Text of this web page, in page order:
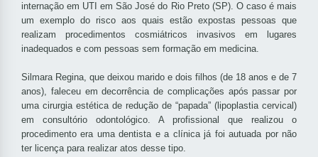
internação em UTI em São José do Rio Preto (SP). O caso é mais
um exemplo do risco aos quais estão expostas pessoas que
realizam procedimentos cosmiátricos invasivos em lugares
inadequados e com pessoas sem formação em medicina.
Silmara Regina, que deixou marido e dois filhos (de 18 anos e de 7
anos), faleceu em decorrência de complicações após passar por
uma cirurgia estética de redução de “papada” (lipoplastia cervical)
em consultório odontológico. A profissional que realizou o
procedimento era uma dentista e a clínica já foi autuada por não
ter licença para realizar atos desse tipo.